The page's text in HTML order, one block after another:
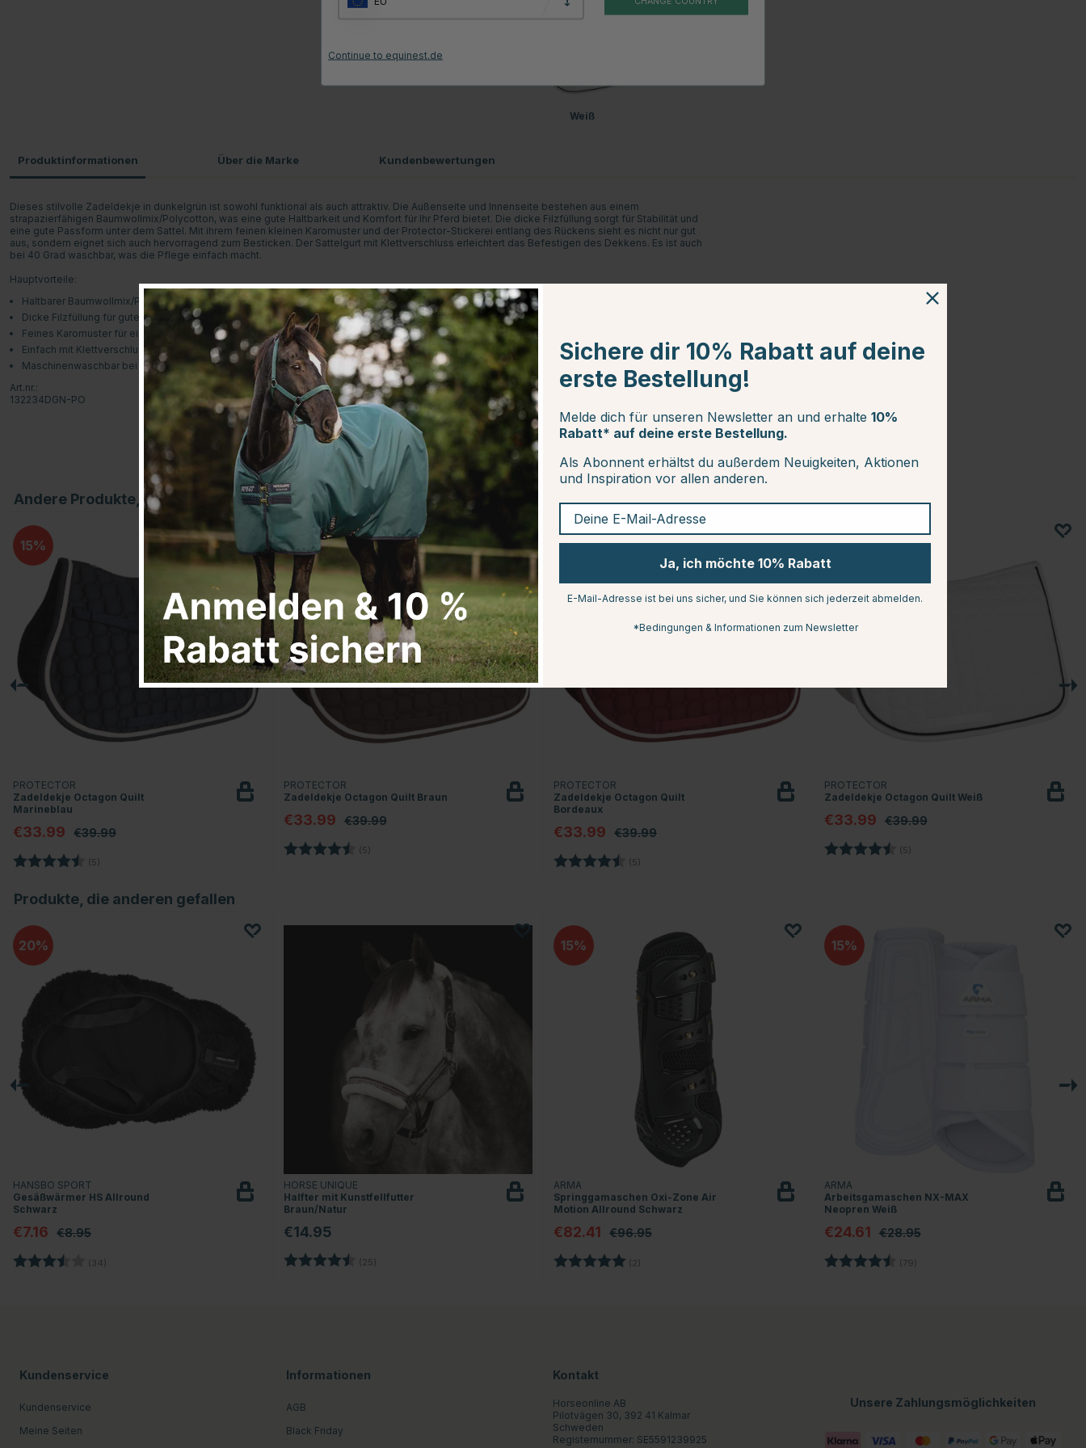
Weiß
Produktinformationen
Dieses stilvolle Zadeldekje in dunkelgrün ist sowohl funktional als auch attraktiv. Die Außenseite und Innenseite bestehen aus einem
strapazierfähigen Baumwollmix/Polycotton, was eine gute Haltbarkeit und Komfort für Ihr Pferd bietet. Die dicke Filzfüllung sorgt für Stabilität und
eine gute Passform unter dem Sattel. Mit ihrem feinen kleinen Karomuster und der Protector-Stickerei entlang des Rückens sieht es nicht nur gut
aus, sondern eignet sich auch hervorragend zum Besticken. Der Sattelgurt mit Klettverschluss erleichtert das Befestigen des Dekkens. Es ist auch
bei 40 Grad waschbar, was die Pflege einfach macht.
Hauptvorteile:
Haltbarer Baumwollmix/Polycotton für langanhaltende Nutzung
Dicke Filzfüllung für gute Passform und Stabilität
Feines Karomuster für ein stilvolles Aussehen
Einfach mit Klettverschluss zu befestigen
Maschinenwaschbar bei 40 Grad für einfache Pflege
Art.nr.:
132234DGN-PO
Über die Marke Kundenbewertungen
Andere Produkte, die Ihnen gefallen könnten
15
PROTECTOR
Zadeldekje Octagon Quilt
Marineblau
€33.99 €39.99
Bewertung: (5)
15
PROTECTOR
Zadeldekje Octagon Quilt Braun
€33.99 €39.99
Bewertung: (5)
15
PROTECTOR
Zadeldekje Octagon Quilt
Bordeaux
€33.99 €39.99
Bewertung: (5)
15
PROTECTOR
Zadeldekje Octagon Quilt Weiß
€33.99 €39.99
Bewertung: (5)
Produkte, die anderen gefallen
20
HANSBO SPORT
Gesäßwärmer HS Allround
Schwarz
€7.16 €8.95
Bewertung: (34)
HORSE UNIQUE
Halfter mit Kunstfellfutter
Braun/Natur
€14.95
Bewertung: (25)
15
ARMA
Springgamaschen Oxi-Zone Air
Motion Allround Schwarz
€82.41 €96.95
Bewertung: (2)
15
ARMA
Arbeitsgamaschen NX-MAX
Neopren Weiß
€24.61 €28.95
Bewertung: (79)
Kundenservice
Kundenservice
Meine Seiten
Informationen
AGB
Black Friday
Kontakt
Horseonline AB
Pilotvägen 30, 392 41 Kalmar
Schweden
Registernummer: SE5591239925
Unsere Zahlungsmöglichkeiten
Continue to equinest.de
Sichere dir 10% Rabatt auf deine
erste Bestellung!
Melde dich für unseren Newsletter an und erhalte 10%
Rabatt* auf deine erste Bestellung.
Als Abonnent erhältst du außerdem Neuigkeiten, Aktionen
und Inspiration vor allen anderen.
Deine E-Mail-Adresse
Ja, ich möchte 10% Rabatt
E-Mail-Adresse ist bei uns sicher, und Sie können sich jederzeit abmelden.
*Bedingungen & Informationen zum Newsletter